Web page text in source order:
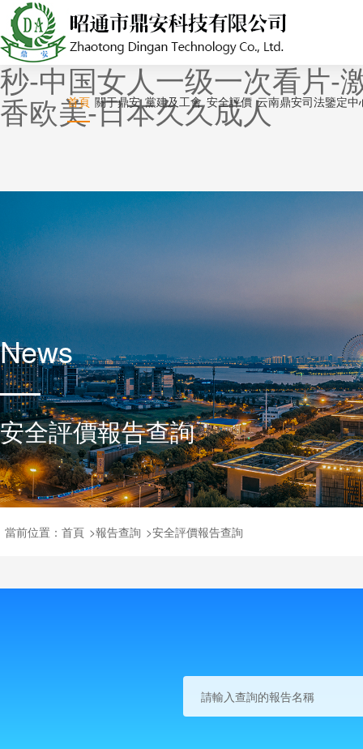
亚洲第一色-天天操天天舔-
美国产成人-天堂中文字幕
秒-中国女人一级一次看片-
香欧美-日本久久成人
首頁 關于鼎安 黨建及工會 安全評價 云南鼎安司法鑒定中
News
安全評價報告查詢
當前位置： 首頁 >報告查詢 >安全評價報告查詢